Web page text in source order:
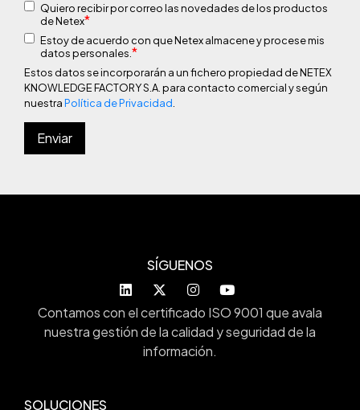
Quiero recibir por correo las novedades de los productos
de Netex*
Estoy de acuerdo con que Netex almacene y procese mis
datos personales. *
Estos datos se incorporarán a un fichero propiedad de NETEX
KNOWLEDGE FACTORY S.A. para contacto comercial y según
nuestraPolítica de Privacidad
SOLUCIONES
SÍGUENOS
Contamos con el certificado ISO 9001 que avala
nuestra gestión de la calidad y seguridad de la
información.